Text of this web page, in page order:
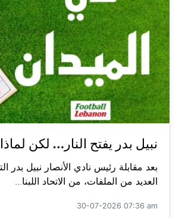
نبيل بدر يفتح النار… لكن
بعد مقابلة رئيس نادي الأنصار نبيل بدر
العديد من الملفات، من الاتحاد اللبنا...
30-07-2026 07:36 am